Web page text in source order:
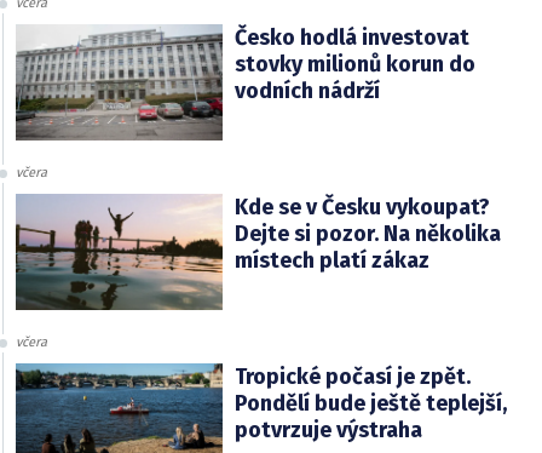
Česko hodlá investovat
stovky milionů korun do
vodních nádrží
včera
Kde se v Česku vykoupat?
Dejte si pozor. Na několika
místech platí zákaz
včera
Tropické počasí je zpět.
Pondělí bude ještě teplejší,
potvrzuje výstraha